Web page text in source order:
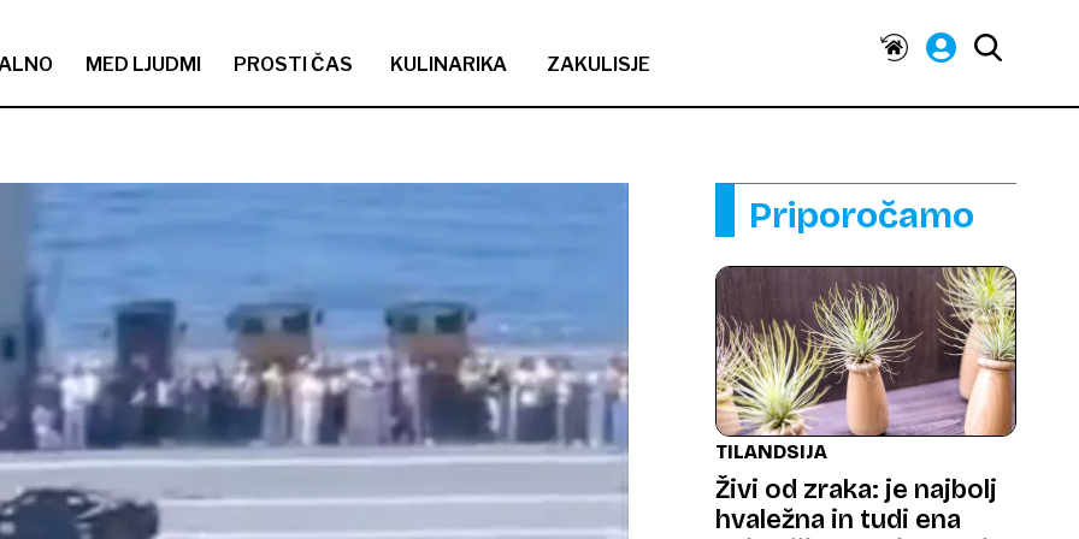
MED LJUDMI PROSTI ČAS KULINARIKA ZAKULISJE
Priporočamo
TILANDSIJA
Živi od zraka: je najbolj
hvaležna in tudi ena